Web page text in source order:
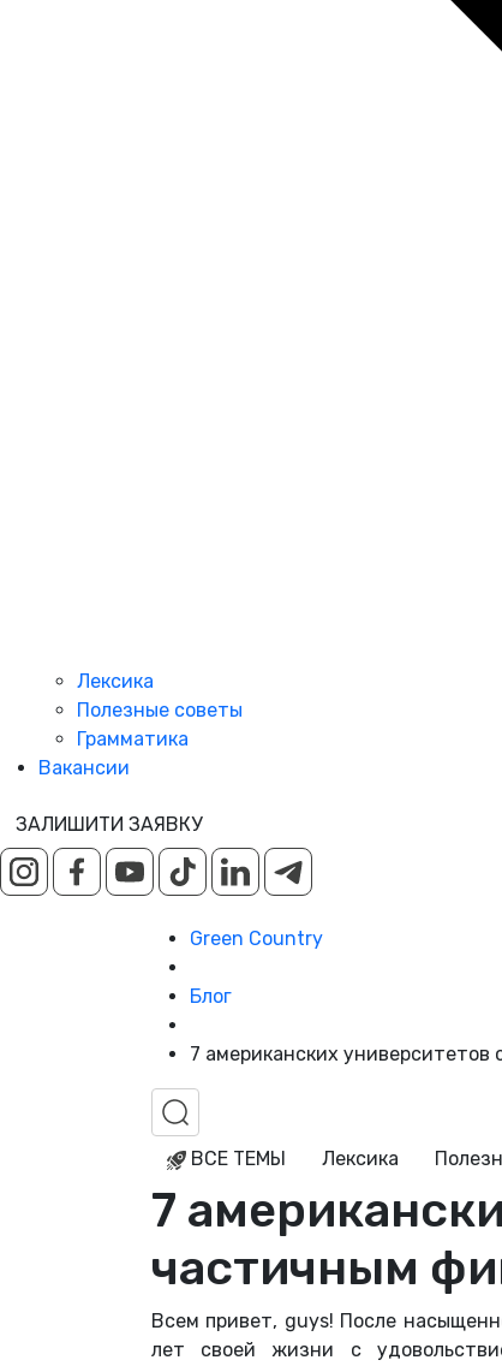
Лексика
Полезные советы
Грамматика
Вакансии
ЗАЛИШИТИ ЗАЯВКУ
Green Country
Блог
7 американских
ВСЕ ТЕМЫ Лексика
7
частичным
Всем привет, guys! После
лет своей жизни с